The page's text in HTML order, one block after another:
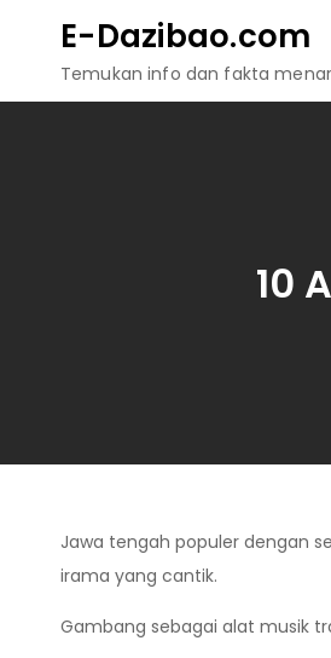
content
E-Dazibao.com
Temukan info dan fakta
10
Jawa tengah populer dengan
irama yang cantik.
Gambang sebagai alat musik